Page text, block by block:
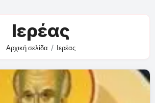
Ιερέας
Αρχική σελίδα Ιερέας